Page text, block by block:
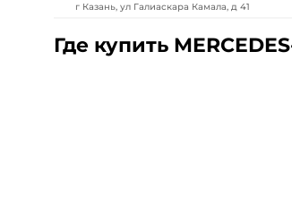
г Казань, ул Галиаскара Камала, д 41
Где купить